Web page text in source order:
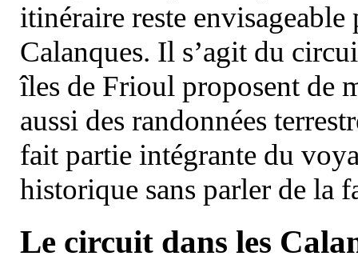
itinéraire reste
Calanques. Il s’agit du
îles de Frioul proposent de
aussi des randonnées
fait partie intégrante du
historique sans parler de la
Le circuit dans les